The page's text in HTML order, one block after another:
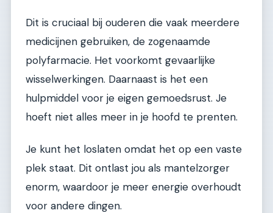
Dit is cruciaal bij ouderen die vaak meerdere
medicijnen gebruiken, de zogenaamde
polyfarmacie. Het voorkomt gevaarlijke
wisselwerkingen. Daarnaast is het een
hulpmiddel voor je eigen gemoedsrust. Je
hoeft niet alles meer in je hoofd te prenten.
Je kunt het loslaten omdat het op een vaste
plek staat. Dit ontlast jou als mantelzorger
enorm, waardoor je meer energie overhoudt
voor andere dingen.